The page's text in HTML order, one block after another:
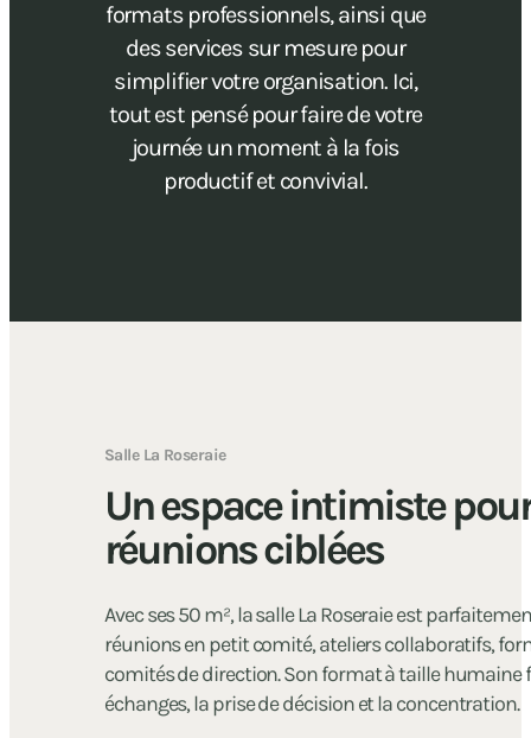
formats professionnels, ainsi que
des services sur mesure pour
simplifier votre organisation. Ici,
tout est pensé pour faire de votre
journée un moment à la fois
productif et convivial.
Salle La Roseraie
Un espace intimiste
réunions ciblées
Avec ses 50 m², la salle La Roseraie est
réunions en petit comité, ateliers collaboratifs,
comités de direction. Son format à taille humaine
échanges, la prise de décision et la concentration.